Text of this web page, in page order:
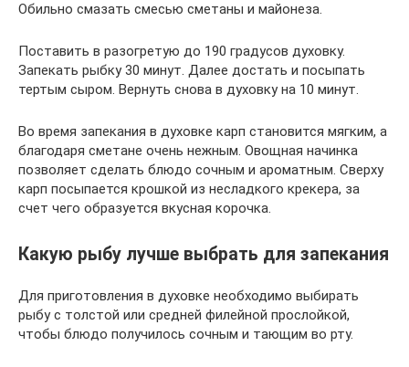
Обильно смазать смесью сметаны и майонеза.
Поставить в разогретую до 190 градусов духовку.
Запекать рыбку 30 минут. Далее достать и посыпать
тертым сыром. Вернуть снова в духовку на 10 минут.
Во время запекания в духовке карп становится мягким, а
благодаря сметане очень нежным. Овощная начинка
позволяет сделать блюдо сочным и ароматным. Сверху
карп посыпается крошкой из несладкого крекера, за
счет чего образуется вкусная корочка.
Какую рыбу лучше выбрать для запекания
Для приготовления в духовке необходимо выбирать
рыбу с толстой или средней филейной прослойкой,
чтобы блюдо получилось сочным и тающим во рту.